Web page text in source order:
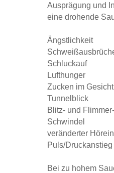
Ausprägung und
eine drohende
Ängstlichkeit
Schluckauf
Lufthunger
Zucken im Gesicht
Tunnelblick
Blitz- und
Schwindel
veränderter
Puls/Druckanstieg
Bei zu hohem